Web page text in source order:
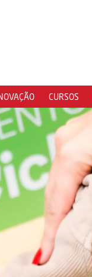
CURSOS